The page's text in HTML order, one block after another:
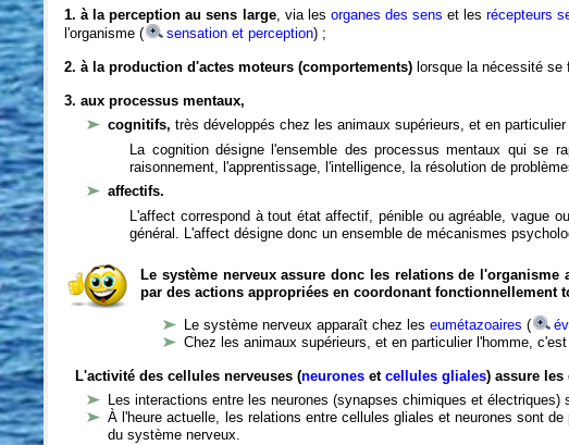
1. à la perception au sens large, via les organes des sens et les récepteurs
l'organisme (
sensation et perception) ;
2. à la production d'actes moteurs (comportements) lorsque la nécessité se
3. aux processus mentaux,
cognitifs,très développés chez les animaux supérieurs, et en
La cognition désigne l'ensemble des processus mentaux qui se
raisonnement, l'apprentissage, l'intelligence, la résolution de
affectifs.
L'affect correspond à tout état affectif, pénible ou agréable, vague
général. L'affect désigne donc un ensemble de mécanismes
Le système nerveux assure donc les relations de
par des actions appropriées en coordonant fonctionnellement
Le système nerveux apparaît chez leseumétazoaires (
Chez les animaux supérieurs, et en particulier l'homme,
L'activité des cellules nerveuses (neurones etcellules gliales) assure
Les interactions entre les neurones (synapses chimiques et
À l'heure actuelle, les relations entre cellules gliales et neurones sont
du système nerveux.